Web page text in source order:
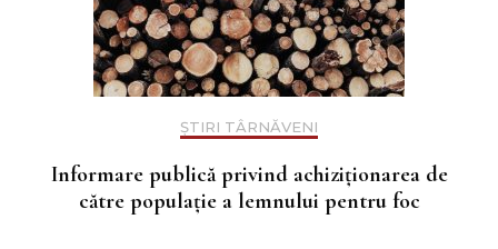
ȘTIRI TÂRNĂVENI
Informare publică privind achiziționarea de
către populație a lemnului pentru foc